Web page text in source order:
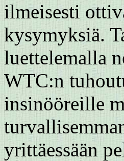
ilmeisesti
kysymyksiä.
luettelemalla
WTC:n
insinööreille
yrittäessään